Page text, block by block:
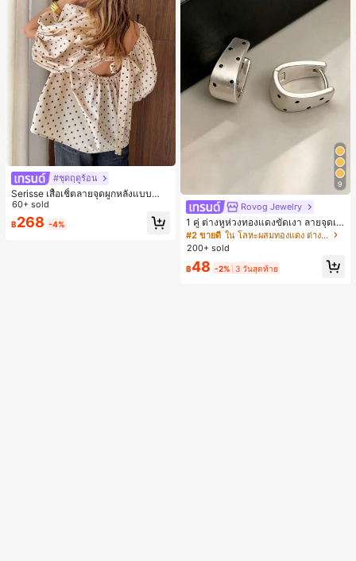
#ชุดฤดูร้อน
Serisse เสื้อเชิ้ตลายจุดผูกหลังแบบลำล
องสำหรับฤดูร้อน
60+ sold
฿268 -4%
9
Rovog Jewelry
1 คู่ ต่างหูห่วงทองแดงขัดเงา ลายจุดเร
ขาคณิตสไตล์มินิมอล เหมาะสำหรับสว
มใส่ประจำวันแบบสบายๆ สำหรับผู้หญิง
#2 ขายดี
ใน โลหะผสมทองแดง ต่างหูผู้หญิง
200+ sold
฿48 -2% 3 วันสุดท้าย